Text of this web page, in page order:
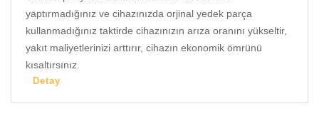
yaptırmadığınız ve cihazınızda orjinal yedek parça
kullanmadığınız taktirde cihazınızın arıza oranını yükseltir,
yakıt maliyetlerinizi arttırır, cihazın ekonomik ömrünü
kısaltırsınız.
Detay